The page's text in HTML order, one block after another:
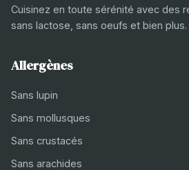
Cuisinez en toute sérénité avec des
sans lactose, sans oeufs et bien plus.
Allergènes
Sans lupin
Sans mollusques
Sans crustacés
Sans arachides